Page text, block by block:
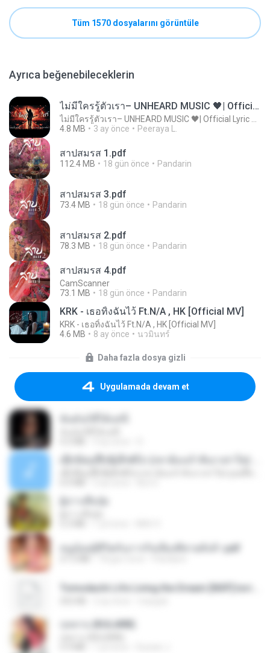
Tüm 1570 dosyalarını görüntüle
Ayrıca beğenebileceklerin
ไม่มีใครรู้ตัวเรา– UNHEARD MUSIC 🖤| Official Lyric Video | เพลงสู้ชีวิต
4.8 MB
3 ay önce Peeraya L.
สาปสมรส 1.pdf
112.4 MB 18 gün önce Pandarin
สาปสมรส 3.pdf
73.4 MB 18 gün önce Pandarin
สาปสมรส 2.pdf
78.3 MB 18 gün önce Pandarin
สาปสมรส 4.pdf
CamScanner
73.1 MB
18 gün önce Pandarin
KRK - เธอทิ้งฉันไว้ Ft.N/A , HK [Official MV]
KRK - เธอทิ้งฉันไว้ Ft.N/A , HK [Official MV]
4.6 MB
8 ay önce นวมินทร์
Daha fazla dosya gizli
Uygulamada devam et
หนูน้อยสู้ชีวิตกับภารกิจเลี้ยงพี่ชายทั้งห้า.pdf
กุหลาบ (KULARB)